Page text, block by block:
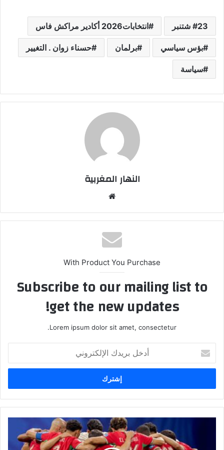
23 شتنبر انتخابات2026 أكادير مراكش فاس
بؤس سياسي برلمان حسناء زوان . التغيير
سياسة
النهار المغربية
الوي
ب
With Product You Purchase
Subscribe to our mailing list to
get the new updates!
Lorem ipsum dolor sit amet, consectetur.
خ
ب
ر